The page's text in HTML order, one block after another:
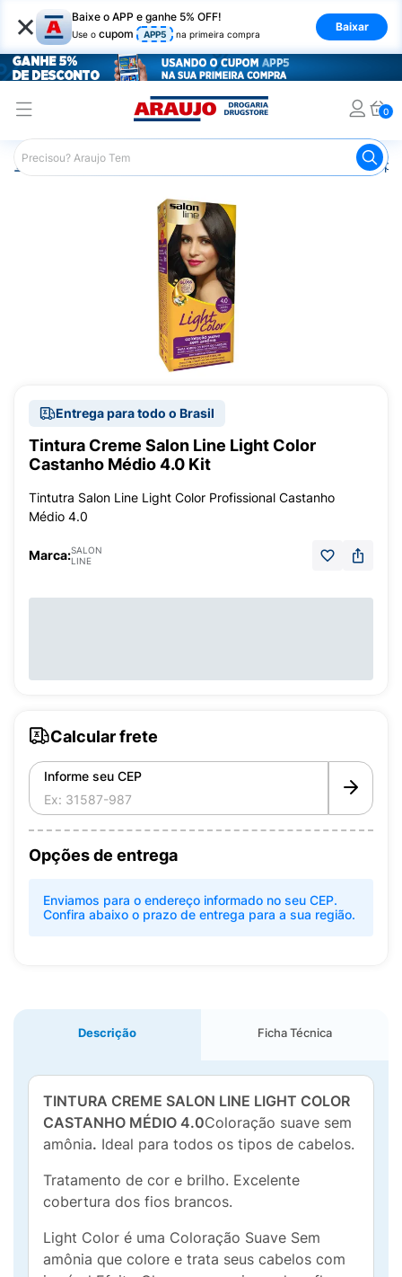
× Baixe o APP e ganhe 5% OFF!
Use o cupom APP5 na primeira compra
Baixar
0
Araujo Cabelo Coloração
Entrega para todo o Brasil
Tintura Creme Salon Line Light Color
Castanho Médio 4.0 Kit
Tintutra Salon Line Light Color Profissional Castanho
Médio 4.0
Marca:SALON
LINE
Calcular frete
Informe seu CEP
Opções de entrega
Enviamos para o endereço informado no seu CEP.
Confira abaixo o prazo de entrega para a sua região.
Descrição Ficha Técnica
TINTURA CREME SALON LINE LIGHT COLOR
CASTANHO MÉDIO 4.0Coloração suave sem
amônia. Ideal para todos os tipos de cabelos.
Tratamento de cor e brilho. Excelente
cobertura dos fios brancos.
Light Color é uma Coloração Suave Sem
amônia que colore e trata seus cabelos com